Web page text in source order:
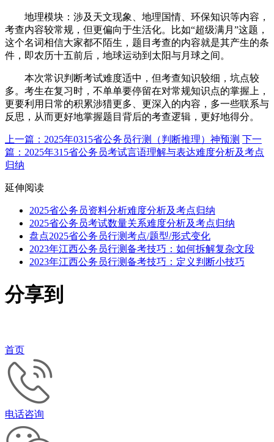
地理模块：涉及天文现象、地理国情、环保知识等内容，
考查内容较常规，但更偏向于生活化。比如“超级满月”这题，
这个名词相信大家都不陌生，题目考查的内容就是其产生的条
件，即农历十五前后，地球运动到太阳与月球之间。
本次常识判断考试难度适中，但考查知识较细，坑点较
多。考生在复习时，不单单要停留在对常规知识点的掌握上，
更要利用日常的积累涉猎更多、更深入的内容，多一些联系与
反思，从而更好地掌握题目背后的考查逻辑，更好地得分。
上一篇：2025年0315省公务员行测（判断推理）神预测 下一
篇：2025年315省公务员考试言语理解与表达难度分析及考点
归纳
延伸阅读
2025省公务员资料分析难度分析及考点归纳
2025省公务员考试数量关系难度分析及考点归纳
盘点2025省公务员行测考点/题型/形式变化
2023年江西公务员行测备考技巧：如何拆解复杂文段
2023年江西公务员行测备考技巧：定义判断小技巧
分享到
首页
电话咨询